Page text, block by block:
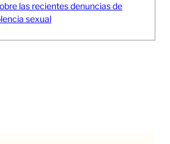
las recientes denuncias de
sexual